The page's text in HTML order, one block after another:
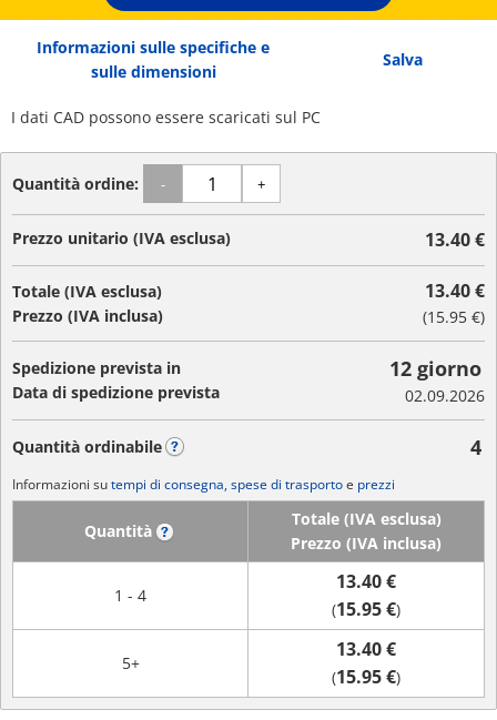
Informazioni sulle specifiche e
sulle dimensioni
Salva
I dati CAD possono essere scaricati sul PC
Quantità ordine: - +
Prezzo unitario (IVA esclusa) 13.40 €
Totale (IVA esclusa)
Prezzo (IVA inclusa)
13.40 €
(15.95 €)
Spedizione prevista in
Data di spedizione prevista
12 giorno
02.09.2026
Quantità ordinabile 4
Informazioni sutempi di consegna, spese di trasportoe prezzi
Quantità
Totale (IVA esclusa)
Prezzo (IVA inclusa)
1 - 4
13.40 €
(15.95 €)
5+
13.40 €
(15.95 €)